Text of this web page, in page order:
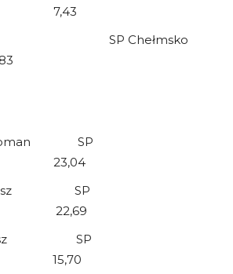
7,43
SP Chełmsko
Roman SP
23,04
SP
22,69
SP
15,70